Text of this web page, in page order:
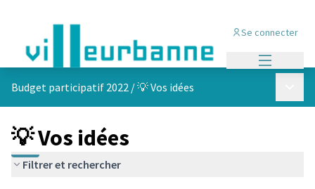
Se connecter
Budget participatif 2022 /💡 Vos idées
💡 Vos idées
Filtrer et rechercher